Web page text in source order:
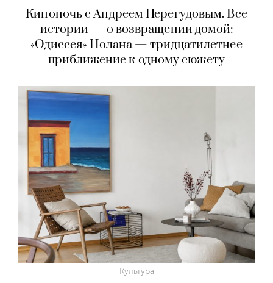
Киноночь с Андреем Перегудовым. Все
истории — о возвращении домой:
«Одиссея» Нолана — тридцатилетнее
приближение к одному сюжету
Культура